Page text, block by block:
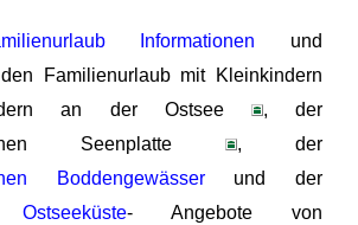
Informationen und
Familienurlaub mit Kleinkindern
an der Ostsee
, der
Seenplatte
, der
Boddengewässerund der
Ostseeküste- Angebote von